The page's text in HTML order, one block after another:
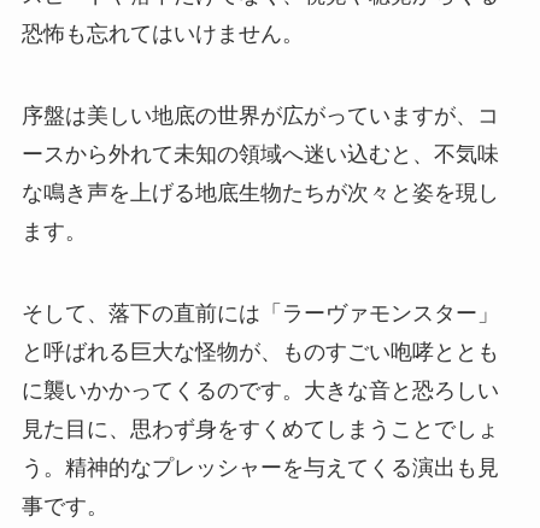
恐怖も忘れてはいけません。
序盤は美しい地底の世界が広がっていますが、コ
ースから外れて未知の領域へ迷い込むと、不気味
な鳴き声を上げる地底生物たちが次々と姿を現し
ます。
そして、落下の直前には「ラーヴァモンスター」
と呼ばれる巨大な怪物が、ものすごい咆哮ととも
に襲いかかってくるのです。大きな音と恐ろしい
見た目に、思わず身をすくめてしまうことでしょ
う。精神的なプレッシャーを与えてくる演出も見
事です。